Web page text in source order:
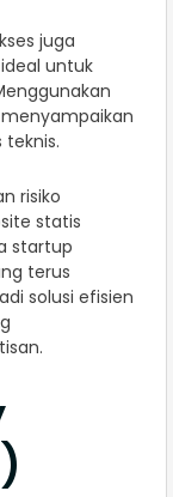
juga
untuk
risiko
statis
startup
terus
solusi efisien